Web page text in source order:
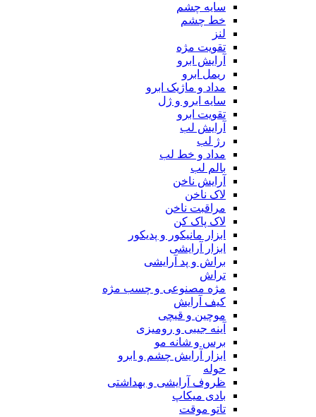
سایه چشم
خط چشم
لنز
تقویت مژه
آرایش ابرو
ریمل ابرو
مداد و ماژیک ابرو
سایه ابرو و ژل
تقویت ابرو
آرایش لب
رژ لب
مداد و خط لب
بالم لب
آرایش ناخن
لاک ناخن
مراقبت ناخن
لاک پاک کن
ابزار مانیکور و پدیکور
ابزار آرایشی
براش و پد آرایشی
تراش
مژه مصنوعی و چسب مژه
کیف آرایش
موچین و قیچی
آینه جیبی و رومیزی
برس و شانه مو
ابزار آرایش چشم و ابرو
حوله
ظروف آرایشی و بهداشتی
بادی میکاپ
تاتو موقت